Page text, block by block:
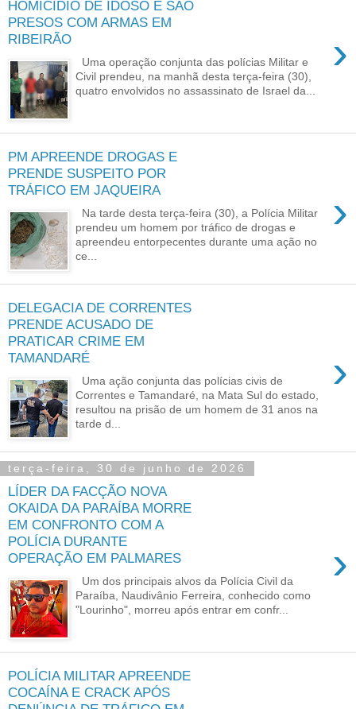
HOMICÍDIO DE IDOSO E SÃO
PRESOS COM ARMAS EM
RIBEIRÃO
›
Uma operação conjunta das polícias Militar e
Civil prendeu, na manhã desta terça-feira (30),
quatro envolvidos no assassinato de Israel da...
PM APREENDE DROGAS E
PRENDE SUSPEITO POR
TRÁFICO EM JAQUEIRA
›
Na tarde desta terça-feira (30), a Polícia Militar
prendeu um homem por tráfico de drogas e
apreendeu entorpecentes durante uma ação no
ce...
DELEGACIA DE CORRENTES
PRENDE ACUSADO DE
PRATICAR CRIME EM
TAMANDARÉ
›
Uma ação conjunta das polícias civis de
Correntes e Tamandaré, na Mata Sul do estado,
resultou na prisão de um homem de 31 anos na
tarde d...
terça-feira, 30 de junho de 2026
LÍDER DA FACÇÃO NOVA
OKAIDA DA PARAÍBA MORRE
EM CONFRONTO COM A
POLÍCIA DURANTE
OPERAÇÃO EM PALMARES
›
Um dos principais alvos da Polícia Civil da
Paraíba, Naudivânio Ferreira, conhecido como
"Lourinho", morreu após entrar em confr...
POLÍCIA MILITAR APREENDE
COCAÍNA E CRACK APÓS